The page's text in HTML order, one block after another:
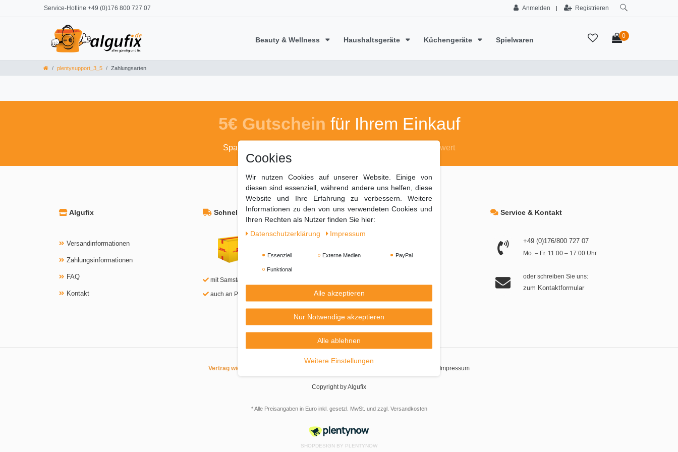
Service-Hotline +49 (0)176 800 727 07 Anmelden | Registrieren
Beauty & Wellness Haushaltsgeräte Küchengeräte Spielwaren 0
plentysupport_3_5 Zahlungsarten
5€ Gutschein für Ihrem Einkauf
Sparen Sie mit dem Code *ab 50 Euro Warenwert
Algufix
Versandinformationen
Zahlungsinformationen
FAQ
Kontakt
Schnell geliefert
mit Samstags-Zustellung
auch an Packstationen
Zahlungsarten Service & Kontakt
+49 (0)176/800 727 07
Mo. – Fr. 11:00 – 17:00 Uhr
oder schreiben Sie uns:
zum Kontaktformular
Vertrag widerrufen Impressum
Copyright by Algufix
* Alle Preisangaben in Euro inkl. gesetzl. MwSt. und zzgl. Versandkosten
SHOPDESIGN BY PLENTYNOW
Cookies
Wir nutzen Cookies auf unserer Website. Einige von
diesen sind essenziell, während andere uns helfen, diese
Website und Ihre Erfahrung zu verbessern. Weitere
Informationen zu den von uns verwendeten Cookies und
Ihren Rechten als Nutzer finden Sie hier:
Daten­schutz­erklärung
Impressum
Essenziell Externe Medien PayPal
Funktional
Alle akzeptieren
Nur Notwendige akzeptieren
Alle ablehnen
Weitere Einstellungen